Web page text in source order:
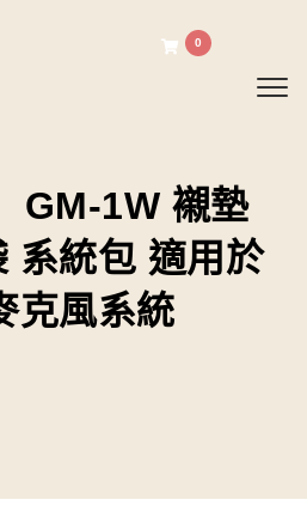
0
GM-1W 襯墊
系統包 適用於
克風系統